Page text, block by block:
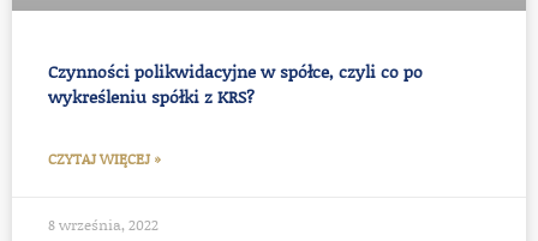
Czynności polikwidacyjne w spółce, czyli co po
wykreśleniu spółki z KRS?
CZYTAJ WIĘCEJ »
8 września, 2022